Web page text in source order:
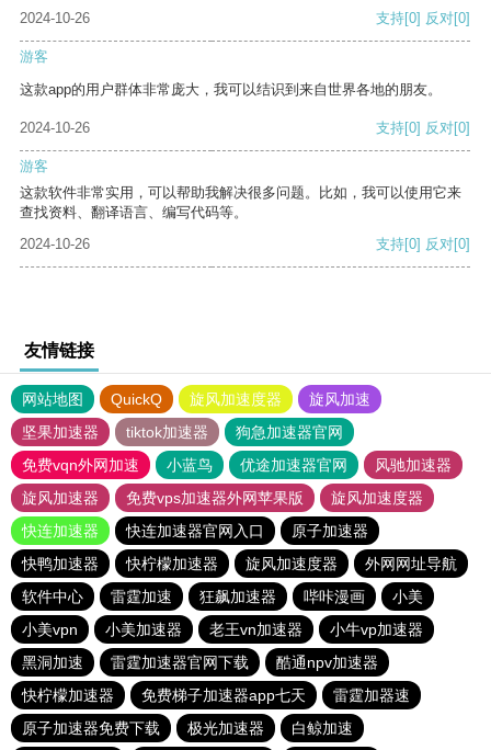
2024-10-26
支持[0] 反对[0]
游客
这款app的用户群体非常庞大，我可以结识到来自世界各地的朋友。
2024-10-26 支持[0] 反对[0]
游客
这款软件非常实用，可以帮助我解决很多问题。比如，我可以使用它来
查找资料、翻译语言、编写代码等。
2024-10-26
支持[0] 反对[0]
友情链接
网站地图 QuickQ 旋风加速度器
旋风加速
坚果加速器
tiktok加速器
狗急加速器官网
免费vqn外网加速
小蓝鸟 优途加速器官网
风驰加速器
旋风加速器
免费vps加速器外网苹果版
旋风加速度器
快连加速器
快连加速器官网入口
原子加速器
快鸭加速器
快柠檬加速器 旋风加速度器
外网网址导航
软件中心
雷霆加速 狂飙加速器 哔咔漫画
小美
小美vpn
小美加速器 老王vn加速器
小牛vp加速器
黑洞加速
雷霆加速器官网下载
酷通npv加速器
快柠檬加速器
免费梯子加速器app七天
雷霆加器速
原子加速器免费下载
极光加速器 白鲸加速